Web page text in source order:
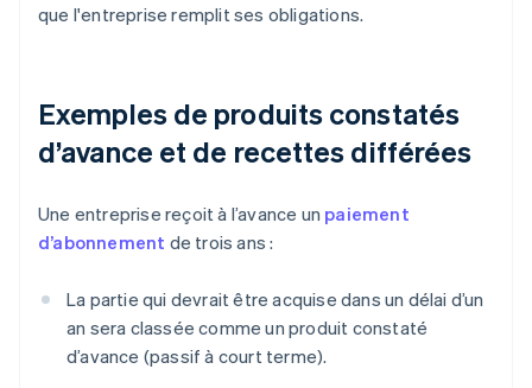
que l'entreprise remplit ses obligations.
Exemples de produits constatés
d’avance et de recettes différées
Une entreprise reçoit à l’avance un paiement
d’abonnement de trois ans :
La partie qui devrait être acquise dans un délai d’un
an sera classée comme un produit constaté
d’avance (passif à court terme).